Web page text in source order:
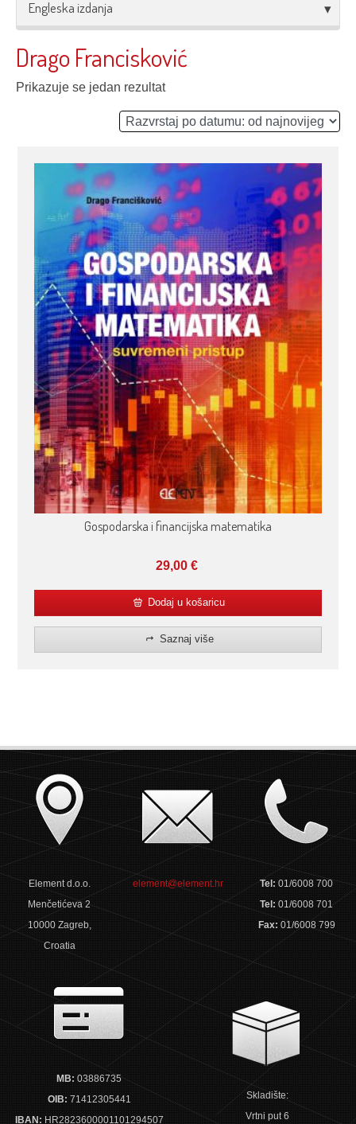
Engleska izdanja
Drago Francisković
Prikazuje se jedan rezultat
Gospodarska i financijska matematika
29,00 €
Dodaj u košaricu
Saznaj više
Element d.o.o.
Menčetićeva 2
10000 Zagreb,
Croatia
element@element.hr Tel:01/6008 700
Tel:01/6008 701
Fax: 01/6008 799
MB: 03886735
OIB: 71412305441
IBAN: HR2823600001101294507
Skladište:
Vrtni put 6